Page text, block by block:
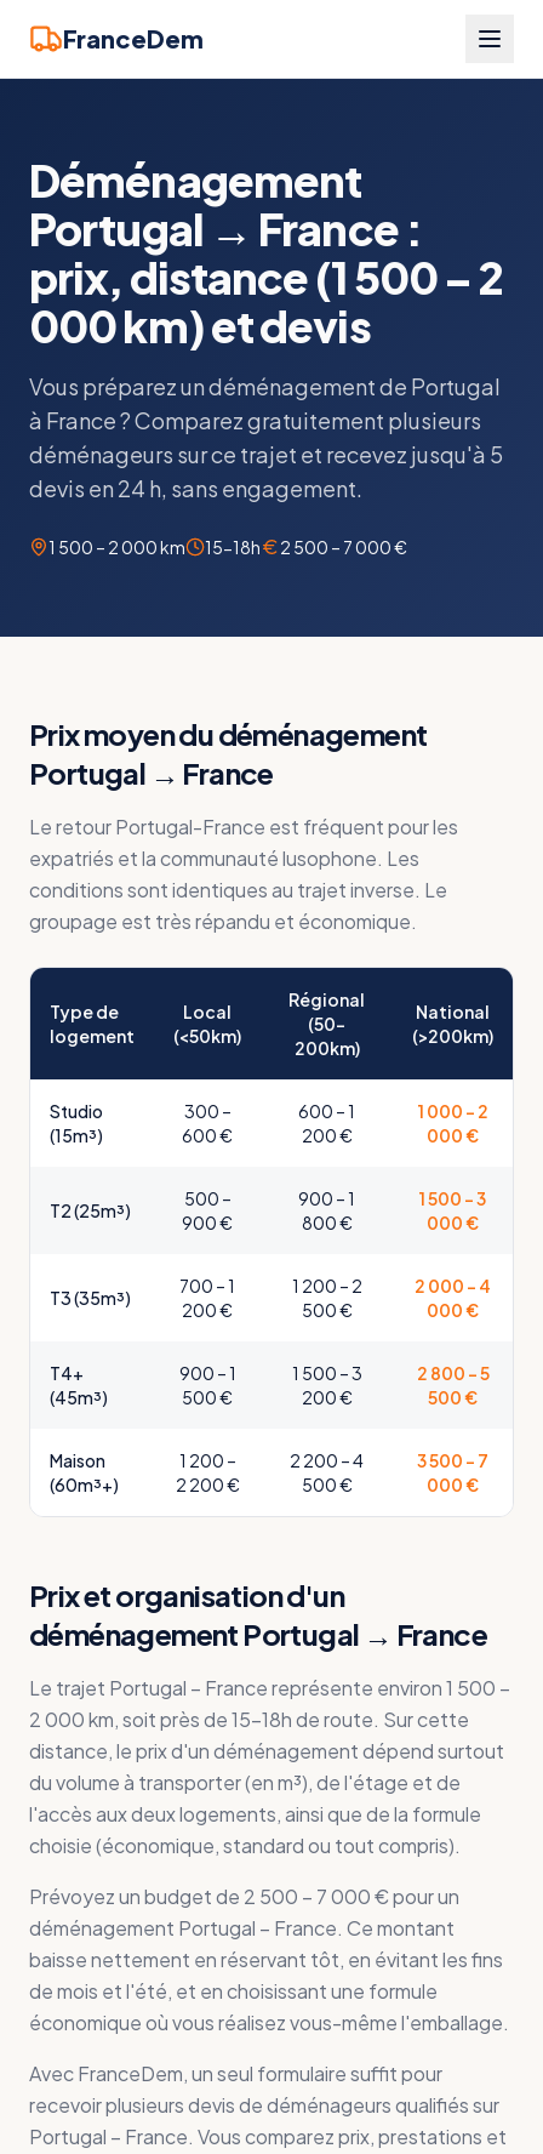
FranceDem
Déménagement
Portugal → France :
prix, distance (1 500 – 2
000 km) et devis
Vous préparez un déménagement de Portugal
à France ? Comparez gratuitement plusieurs
déménageurs sur ce trajet et recevez jusqu'à 5
devis en 24 h, sans engagement.
1 500 – 2 000 km 15-18h 2 500 – 7 000 €
Prix moyen du déménagement
Portugal → France
Le retour Portugal-France est fréquent pour les
expatriés et la communauté lusophone. Les
conditions sont identiques au trajet inverse. Le
groupage est très répandu et économique.
Type de
logement
Local
(<50km)
Régional
(50-
200km)
National
(>200km)
Studio
(15m³)
300 –
600 €
600 – 1
200 €
1 000 – 2
000 €
T2 (25m³)
500 –
900 €
900 – 1
800 €
1 500 – 3
000 €
T3 (35m³)
700 – 1
200 €
1 200 – 2
500 €
2 000 – 4
000 €
T4+
(45m³)
900 – 1
500 €
1 500 – 3
200 €
2 800 – 5
500 €
Maison
(60m³+)
1 200 –
2 200 €
2 200 – 4
500 €
3 500 – 7
000 €
Prix et organisation d'un
déménagement Portugal → France
Le trajet Portugal – France représente environ 1 500 –
2 000 km, soit près de 15-18h de route. Sur cette
distance, le prix d'un déménagement dépend surtout
du volume à transporter (en m³), de l'étage et de
l'accès aux deux logements, ainsi que de la formule
choisie (économique, standard ou tout compris).
Prévoyez un budget de 2 500 – 7 000 € pour un
déménagement Portugal – France. Ce montant
baisse nettement en réservant tôt, en évitant les fins
de mois et l'été, et en choisissant une formule
économique où vous réalisez vous-même l'emballage.
Avec FranceDem, un seul formulaire suffit pour
recevoir plusieurs devis de déménageurs qualifiés sur
Portugal – France. Vous comparez prix, prestations et